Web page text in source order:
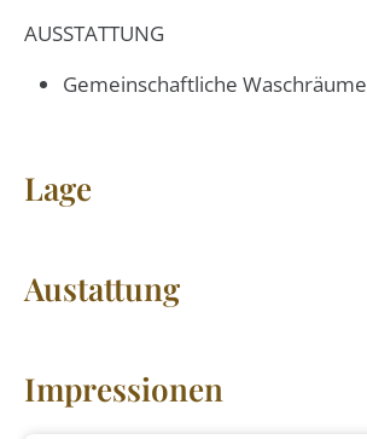
AUSSTATTUNG
Gemeinschaftliche Waschräume
Lage
Austattung
Impressionen